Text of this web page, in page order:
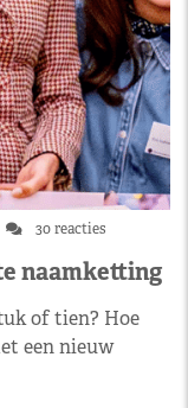
30 reacties
naamketting
of tien? Hoe
een nieuw